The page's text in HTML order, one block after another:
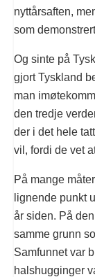
nyttårsaften,
som
Og sinte på
gjort Tyskland
man
den tredje
der i det hele
vil, fordi de vet
På mange
lignende punkt
år siden. På
samme grunn
Samfunnet var
halshugginger